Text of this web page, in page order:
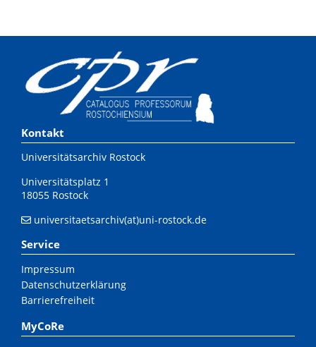
Kontakt
Universitätsarchiv Rostock
Universitätsplatz 1
18055 Rostock
universitaetsarchiv(at)uni-rostock.de
Service
Impressum
Datenschutzerklärung
Barrierefreiheit
MyCoRe